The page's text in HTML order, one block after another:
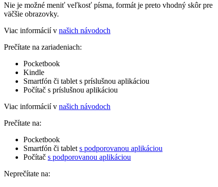
Nie je možné meniť veľkosť písma, formát je preto vhodný skôr pre
väčšie obrazovky.
Viac informácií v našich návodoch
Prečítate na zariadeniach:
Pocketbook
Kindle
Smartfón či tablet s príslušnou aplikáciou
Počítač s príslušnou aplikáciou
Viac informácií v našich návodoch
Prečítate na:
Pocketbook
Smartfón či tablet s podporovanou aplikáciou
Počítač s podporovanou aplikáciou
Neprečítate na: